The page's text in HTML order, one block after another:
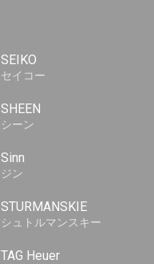
SEIKO
セイコー
SHEEN
シーン
Sinn
ジン
STURMANSKIE
シュトルマンスキー
TAG Heuer